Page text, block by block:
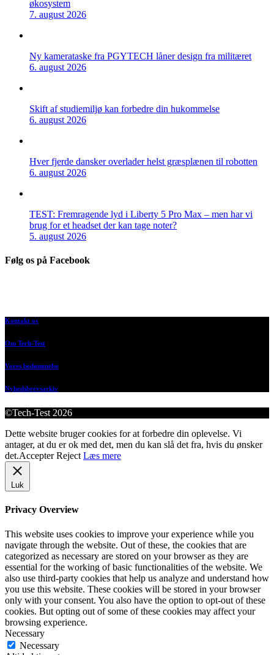
økosystem
7. august 2026
Ny kamerataske fra PGYTECH låner design fra militæret
6. august 2026
Skift af studiemiljø kan forbedre din hukommelse
6. august 2026
Hver fjerde dansker overlader helst græsplænen til robotten
6. august 2026
TEST: Fremragende lyd i Liberty 5 Pro Max – men har vi
brug for et headset der kan tage noter?
5. august 2026
Følg os på Facebook
Kontakt os
Om Tech-Test
Vores bedømmelse
Nyhedsbrevsarkiv
©Tech-Test 2026
Dette website bruger cookies for at forbedre din oplevelse. Vi
antager, at du er ok med det, men du kan slå det fra, hvis du ønsker
det.Accepter Reject Læs mere
Luk
Privacy Overview
This website uses cookies to improve your experience while you
navigate through the website. Out of these, the cookies that are
categorized as necessary are stored on your browser as they are
essential for the working of basic functionalities of the website. We
also use third-party cookies that help us analyze and understand how
you use this website. These cookies will be stored in your browser
only with your consent. You also have the option to opt-out of these
cookies. But opting out of some of these cookies may affect your
browsing experience.
Necessary
Necessary